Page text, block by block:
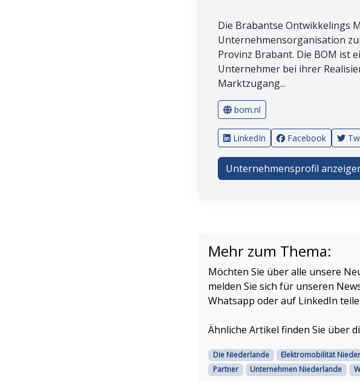
Die Brabantse Ontwikkelings
Unternehmensorganisation
Provinz Brabant. Die BOM ist
Unternehmer bei ihrer
Marktzugang...
bom.nl
LinkedIn Facebook
Unternehmensprofil
Mehr zum Thema:
Möchten Sie über alle unsere
melden Sie sich für unseren
Whatsapp oder auf LinkedIn
Ähnliche Artikel finden Sie über
Die Niederlande Elektromobilität
Partner
Unternehmen Niederlande